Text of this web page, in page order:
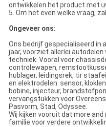
ontwikkelen het product met
5. Om het even welke vraag,
Ongeveer ons:
Ons bedrijf gespecialiseerd in
jaar, voorziet allerlei autodelen
techniek. Vooral voor
controlewapen,
hublager, leidingsrek, tir
en elektrodelen: sensor,
bobine, injecteur,
vervangstukken voor
Pasvorm, Stad, Odyssee.
Wij kijken vooruit dat more
familie voor verdere